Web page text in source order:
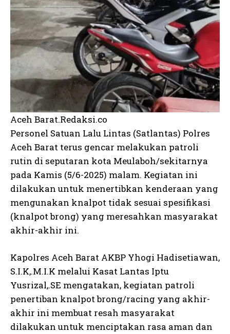
Aceh Barat.Redaksi.co
Personel Satuan Lalu Lintas (Satlantas) Polres
Aceh Barat terus gencar melakukan patroli
rutin di seputaran kota Meulaboh/sekitarnya
pada Kamis (5/6-2025) malam. Kegiatan ini
dilakukan untuk menertibkan kenderaan yang
mengunakan knalpot tidak sesuai spesifikasi
(knalpot brong) yang meresahkan masyarakat
akhir-akhir ini.
Kapolres Aceh Barat AKBP Yhogi Hadisetiawan,
S.I.K,.M.I.K melalui Kasat Lantas Iptu
Yusrizal,.SE mengatakan, kegiatan patroli
penertiban knalpot brong/racing yang akhir-
akhir ini membuat resah masyarakat
dilakukan untuk menciptakan rasa aman dan